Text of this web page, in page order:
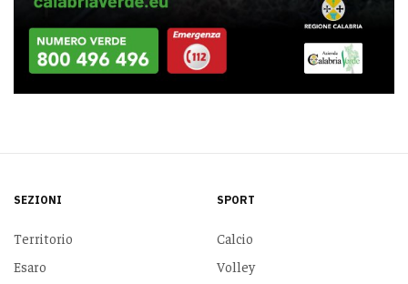
SEZIONI
Territorio
Esaro
SPORT
Calcio
Volley